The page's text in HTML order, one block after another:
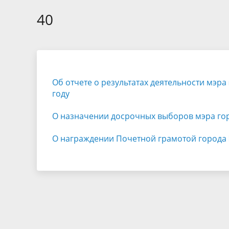
Отчет о работе
муниципальной службы
фактах
40
Об отчете о результатах деятельности
году
О назначении досрочных выборов мэра
О награждении Почетной грамотой